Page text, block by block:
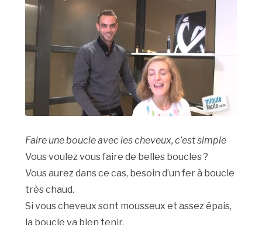
Faire une boucle avec les cheveux, c’est simple
Vous voulez vous faire de belles boucles ?
Vous aurez dans ce cas, besoin d’un fer à boucle
très chaud.
Si vous cheveux sont mousseux et assez épais,
la boucle va bien tenir.